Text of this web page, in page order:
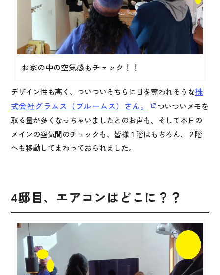
お家の中の空気感もチェック！！
デザイン性も高く、ついついそちらに目を奪われそうな株
式会社グラムス（ブルームス）さん。
ついついメモを
取る量が多くなっちゃいましたとのお声も。そして本日の
メインの空気間のチェックも、皆様１階はもちろん、２階
へも移動してまわっておられました。
4邸目、エアコンはどこに？？